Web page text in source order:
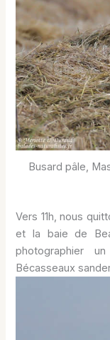
Busard pâle,
Vers 11h, nous
et la baie de
photographier
Bécasseaux